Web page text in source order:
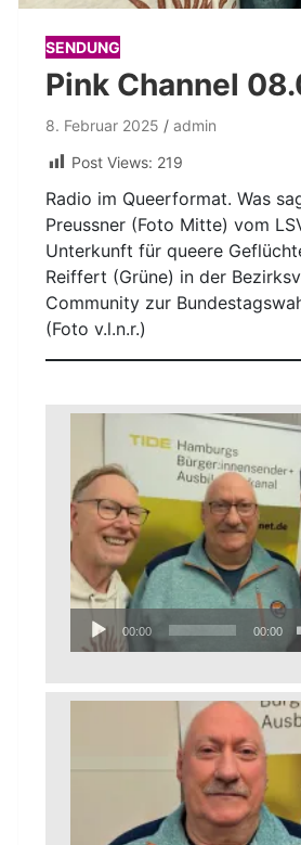
SENDUNG
Pink Channel
8. Februar 2025
admin
Post Views: 219
Radio im Queerformat. Was
Preussner (Foto Mitte) vom
Unterkunft für queere
Reiffert (Grüne) in der
Community zur
(Foto v.l.n.r.)
Audio-
Player
00:00 00:00